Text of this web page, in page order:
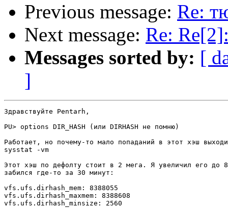
Previous message: Re:
Next message: Re:
Messages sorted by: [
]
Здравствуйте Pentarh,
PU> options DIR_HASH (или DIRHASH не помню)
Работает, но почему-то мало попаданий в этот хэш
sysstat -vm
Этот хэш по дефолту стоит в 2 мега. Я увеличил его до
забился где-то за 30 минут:
vfs.ufs.dirhash_mem: 8388055
vfs.ufs.dirhash_maxmem: 8388608
vfs.ufs.dirhash_minsize: 2560